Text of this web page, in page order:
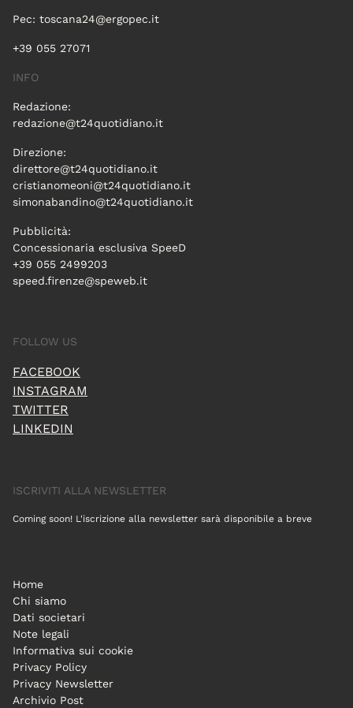
Pec: toscana24@ergopec.it
+39 055 27071
INFO
Redazione:
redazione@t24quotidiano.it
Direzione:
direttore@t24quotidiano.it
cristianomeoni@t24quotidiano.it
simonabandino@t24quotidiano.it
Pubblicità:
Concessionaria esclusiva SpeeD
+39 055 2499203
speed.firenze@speweb.it
FOLLOW US
FACEBOOK
INSTAGRAM
TWITTER
LINKEDIN
ISCRIVITI ALLA NEWSLETTER
Coming soon! L'iscrizione alla newsletter sarà disponibile a breve
Home
Chi siamo
Dati societari
Note legali
Informativa sui cookie
Privacy Policy
Privacy Newsletter
Archivio Post